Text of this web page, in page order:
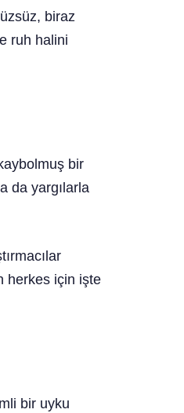
biraz
ruh halini
bir
da yargılarla
herkes için işte
bir uyku